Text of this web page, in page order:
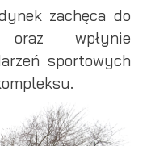
zachęca do
wpłynie
sportowych